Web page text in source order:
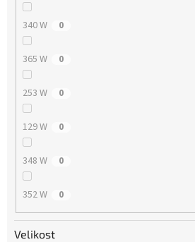
340 W 0
365 W 0
253 W 0
129 W 0
348 W 0
352 W 0
Velikost